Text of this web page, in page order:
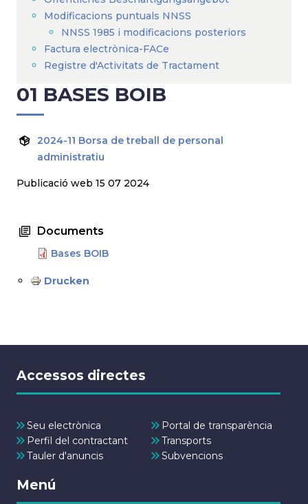
Modificacions puntuals NNSS
NNSS 1985 i modificacions posteriors
Factura electrònica-FACe
Registre d'Activitats de Tractament
01 BASES BOIB
2024-11 Borsa de treball de personal
administratiu
Publicació web 15 07 2024
Documents
Bases BOIB
Drucken
Accessos directes
Seu electrònica
Portal de transparència
Perfil del contractant
Transports
Tauler d'anuncis
Subvencions
Menú